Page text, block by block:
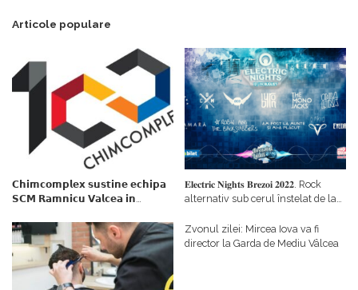
Articole populare
𝗖𝗵𝗶𝗺𝗰𝗼𝗺𝗽𝗹𝗲𝘅 𝘀𝘂𝘀𝘁𝗶𝗻𝗲 𝗲𝗰𝗵𝗶𝗽𝗮
𝗦𝗖𝗠 𝗥𝗮𝗺𝗻𝗶𝗰𝘂 𝗩𝗮𝗹𝗰𝗲𝗮 𝗶𝗻
𝗳𝗶𝗻𝗮𝗻𝘁𝗮𝘁𝗼𝗿
𝐄𝐥𝐞𝐜𝐭𝐫𝐢𝐜 𝐍𝐢𝐠𝐡𝐭𝐬 𝐁𝐫𝐞𝐳𝐨𝐢 𝟐𝟎𝟐𝟐. Rock
alternativ sub cerul înstelat de la
Zvonul zilei: Mircea Iova va fi
director la Garda de Mediu Vâlcea